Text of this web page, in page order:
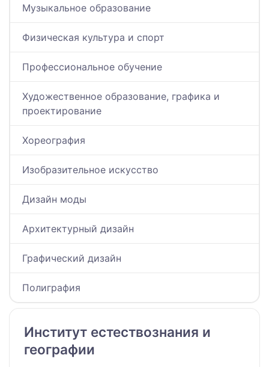
Музыкальное образование
Физическая культура и спорт
Профессиональное обучение
Художественное образование, графика и
проектирование
Хореография
Изобразительное искусство
Дизайн моды
Архитектурный дизайн
Графический дизайн
Полиграфия
Институт естествознания и
географии